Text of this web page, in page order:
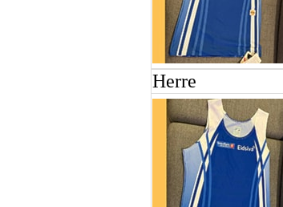
Herre